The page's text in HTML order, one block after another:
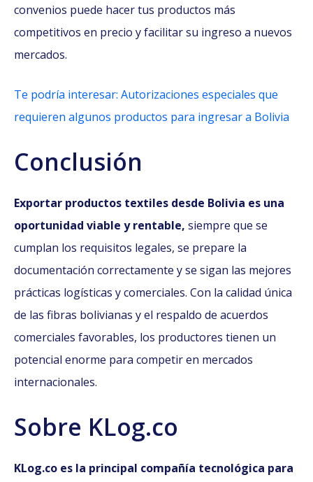
convenios puede hacer tus productos más
competitivos en precio y facilitar su ingreso a nuevos
mercados.
Te podría interesar: Autorizaciones especiales que
requieren algunos productos para ingresar a Bolivia
Conclusión
Exportar productos textiles desde Bolivia es una
oportunidad viable y rentable, siempre que se
cumplan los requisitos legales, se prepare la
documentación correctamente y se sigan las mejores
prácticas logísticas y comerciales. Con la calidad única
de las fibras bolivianas y el respaldo de acuerdos
comerciales favorables, los productores tienen un
potencial enorme para competir en mercados
internacionales.
Sobre KLog.co
KLog.co es la principal compañía tecnológica para